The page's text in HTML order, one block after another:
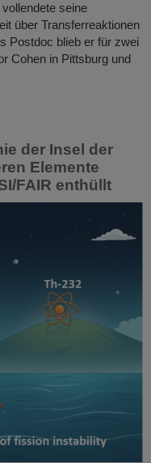
seine
über Transferreaktionen
Postdoc blieb er für zwei
Cohen in Pittsburg und
der Insel der
Elemente
FAIR enthüllt